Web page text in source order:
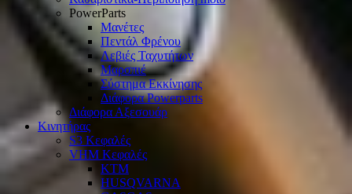
PowerParts
Μανέτες
Πεντάλ Φρένου
Λεβιές Ταχυτήτων
Μαρσπιέ
Σύστημα Εκκίνησης
Διάφορα Powerparts
Διάφορα Αξεσουάρ
Κινητήρας
S3 Κεφαλές
VHM Κεφαλές
KTM
HUSQVARNA